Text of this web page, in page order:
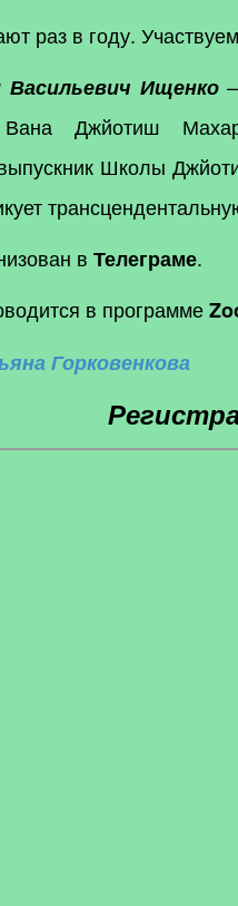
раз в году.
Васильевич Ищенко–
Джйотиш
Школы
в Телеграме.
в программе
Горковенкова